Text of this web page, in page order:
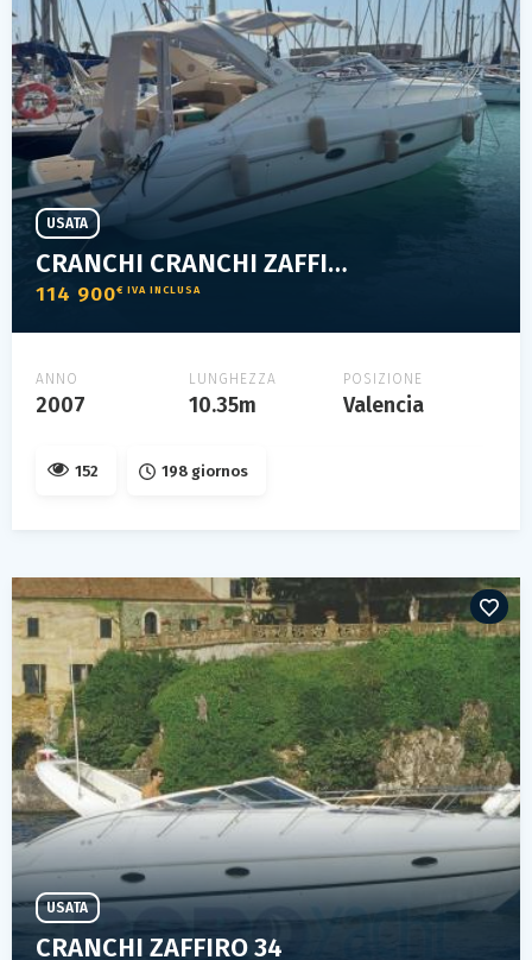
CRANCHI CRANCHI ZAFFIRO 34
114 900€ IVA INCLUSA
USATA
ANNO
2007
LUNGHEZZA
10.35m
POSIZIONE
Valencia
152 198 giornos
CRANCHI ZAFFIRO 34
USATA